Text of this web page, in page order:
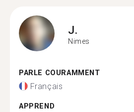
J.
Nimes
PARLE COURAMMENT
Français
APPREND